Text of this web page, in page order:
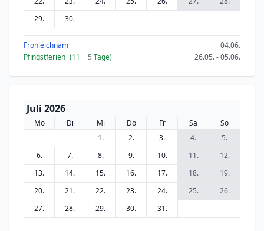
29.
30.
Fronleichnam
04.06.
Pfingstferien (11 + 5 Tage) 26.05. - 05.06.
Juli 2026
Mo Di Mi Do Fr Sa
So
1.
2. 3. 4.
5.
6.
7. 8. 9. 10. 11.
12.
13.
14. 15. 16. 17. 18.
19.
20.
21. 22. 23. 24. 25.
26.
27.
28. 29. 30. 31.